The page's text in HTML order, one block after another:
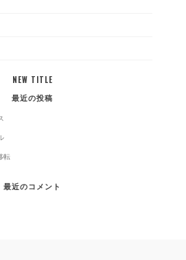
NEW TITLE
最近の投稿
転
最近のコメント